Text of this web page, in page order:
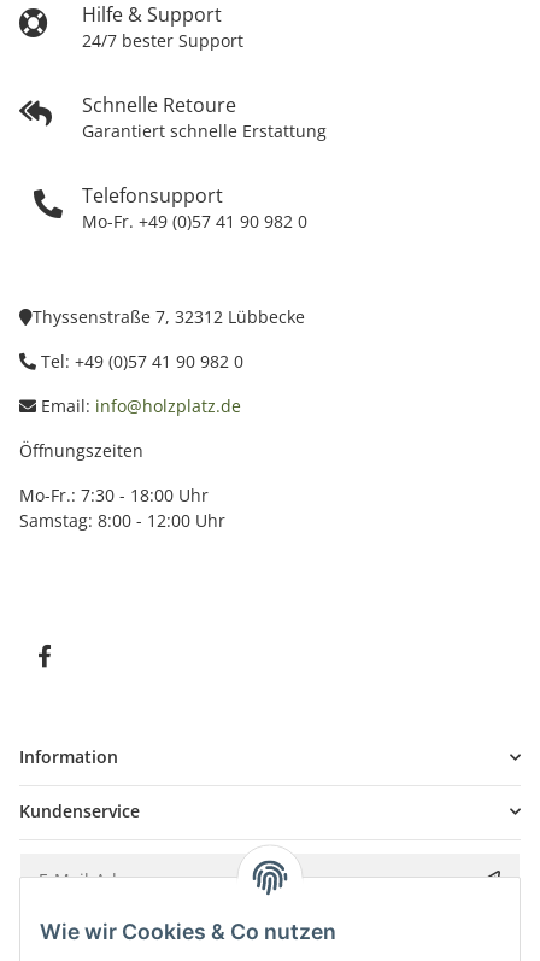
Hilfe & Support
24/7 bester Support
Schnelle Retoure
Garantiert schnelle Erstattung
Telefonsupport
Mo-Fr. +49 (0)57 41 90 982 0
Thyssenstraße 7, 32312 Lübbecke
Tel: +49 (0)57 41 90 982 0
Email: info@holzplatz.de
Öffnungszeiten
Mo-Fr.: 7:30 - 18:00 Uhr
Samstag: 8:00 - 12:00 Uhr
Information
Kundenservice
Bitte senden Sie mir entsprechend IhrerDatenschutzerklärung
Wie wir Cookies & Co nutzen